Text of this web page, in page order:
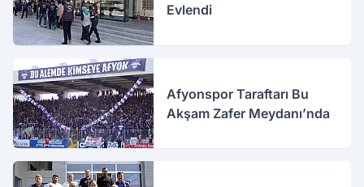
Evlendi
Afyonspor Taraftarı Bu
Akşam Zafer Meydanı’nda